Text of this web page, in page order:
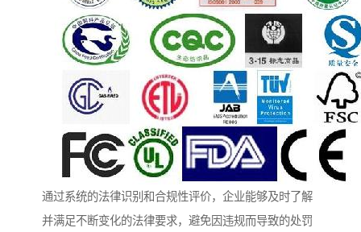
通过系统的法律识别和合规性评价，企业能够及时了解
并满足不断变化的法律要求，避免因违规而导致的处罚